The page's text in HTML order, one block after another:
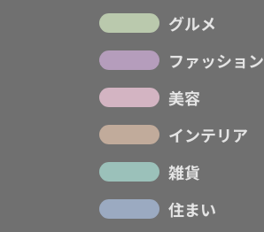
グルメ
ファッション
美容
インテリア
雑貨
住まい